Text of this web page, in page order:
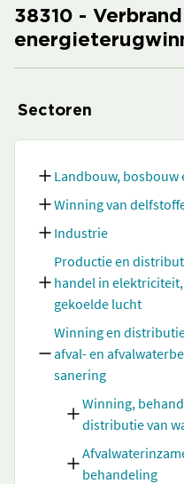
38310 -
Sectoren
Landbouw, bosbouw
Winning van
Industrie
Productie en
handel in
gekoelde lucht
Winning en
afval- en
sanering
Winning,
distributie van
behandeling